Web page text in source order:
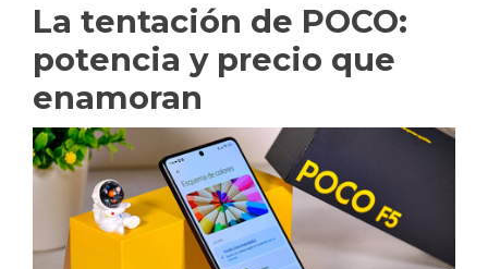
La tentación de POCO:
potencia y precio que
enamoran